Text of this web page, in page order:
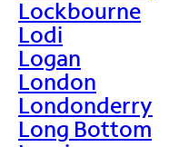
Lockbourne
Lodi
Logan
London
Londonderry
Long Bottom